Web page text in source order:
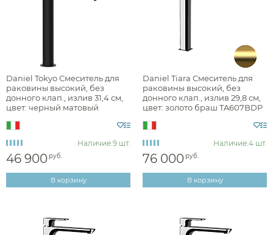
Daniel Tokyo Смеситель для
раковины высокий, без
донного клап., излив 31,4 см,
цвет: черный матовый
Наличие:9 шт.
46 900 руб.
В корзину
Daniel Tiara Смеситель для
раковины высокий, без
донного клап., излив 29,8 см,
цвет: золото браш TA607BDP
Наличие:4 шт.
76 000 руб.
В корзину